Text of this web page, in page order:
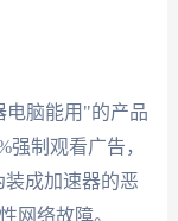
电脑能用"的产品
强制观看广告，
装成加速器的恶
网络故障。